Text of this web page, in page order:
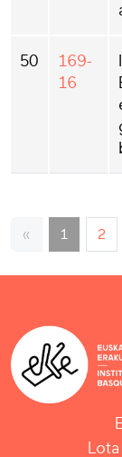
50
169-
16
« 1 2